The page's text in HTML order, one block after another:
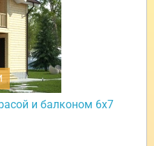
и балконом 6х7